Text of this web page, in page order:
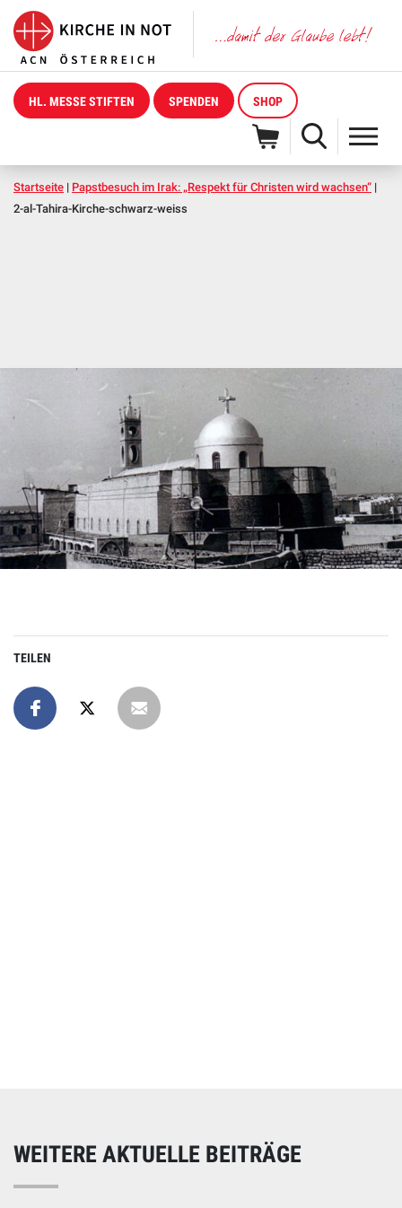
HL. MESSE STIFTEN SPENDEN SHOP
Startseite | Papstbesuch im Irak: „Respekt für Christen wird wachsen“ |
2-al-Tahira-Kirche-schwarz-weiss
TEILEN
WEITERE AKTUELLE BEITRÄGE